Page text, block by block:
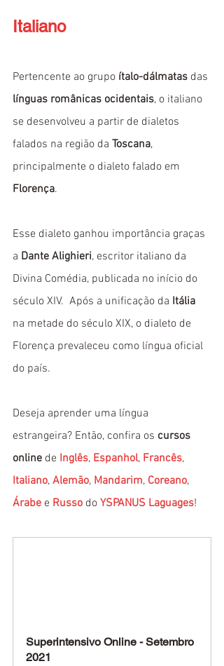
Italiano
Pertencente ao grupo ítalo-dálmatas das
línguas românicas ocidentais, o italiano
se desenvolveu a partir de dialetos
falados na região da Toscana,
principalmente o dialeto falado em
Florença.
Esse dialeto ganhou importância graças
a Dante Alighieri, escritor italiano da
Divina Comédia, publicada no início do
século XIV.  Após a unificação da Itália
na metade do século XIX, o dialeto de
Florença prevaleceu como língua oficial
do país.
Deseja aprender uma língua
estrangeira? Então, confira os cursos
online de Inglês, Espanhol, Francês,
Italiano, Alemão, Mandarim, Coreano,
Árabe e Russo do YSPANUS Laguages!
Superintensivo Online - Setembro
2021